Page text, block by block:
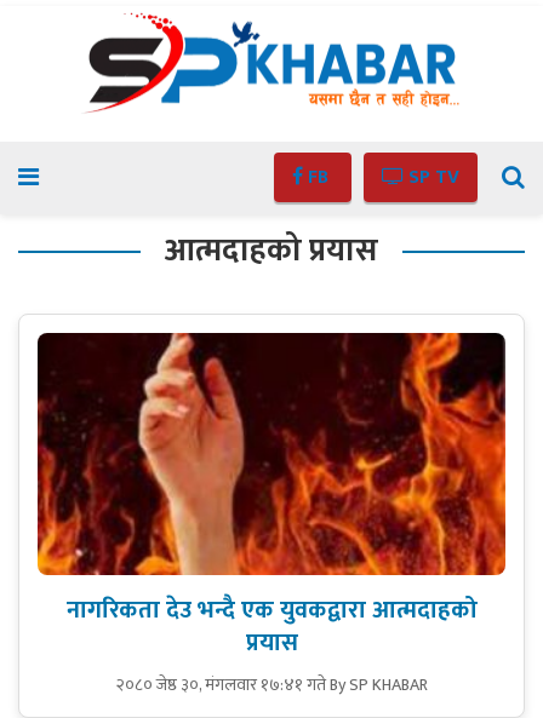
FB SP TV
आत्मदाहको प्रयास
नागरिकता देउ भन्दै एक युवकद्वारा आत्मदाहको
प्रयास
२०८० जेष्ठ ३०, मंगलवार १७:४१ गतेBy SP KHABAR